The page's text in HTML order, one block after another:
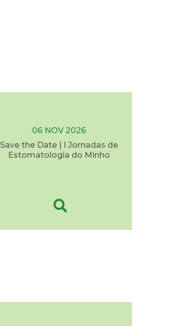
06 NOV 2026
Save the Date | I Jornadas de
Estomatologia do Minho